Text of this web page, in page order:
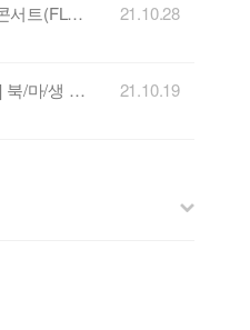
라이브미니콘서트(FLL) 19회 출연자 - 클라이맥스 크루 21.10.28
[라디오송출] 북/마/생 나눔 콘서트 개최 안내 21.10.19